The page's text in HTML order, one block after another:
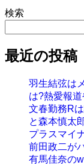
検索
最近の投稿
羽生結弦は
は?熱愛報
文春勤務R
と森本慎太
プラスマイ
前田政二が
有馬佳奈の